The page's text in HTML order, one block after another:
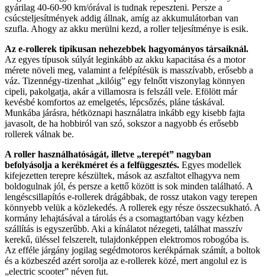
gyárilag 40-60-90 km/órával is tudnak repeszteni. Persze a
csúcsteljesítmények addig állnak, amíg az akkumulátorban van
szufla. Ahogy az akku merülni kezd, a roller teljesítménye is esik.
Az e-rollerek tipikusan nehezebbek hagyományos társaiknál.
Az egyes típusok súlyát leginkább az akku kapacitása és a motor
mérete növeli meg, valamint a felépítésük is masszívabb, erősebb a
váz. Tizennégy-tizenhat „kilóig” egy felnőtt viszonylag könnyen
cipeli, pakolgatja, akár a villamosra is felszáll vele. Efölött már
kevésbé komfortos az emelgetés, lépcsőzés, pláne táskával.
Munkába járásra, hétköznapi használatra inkább egy kisebb fajta
javasolt, de ha hobbiról van szó, sokszor a nagyobb és erősebb
rollerek válnak be.
A roller használhatóságát, illetve „terepét” nagyban
befolyásolja a kerékméret és a felfüggesztés. Egyes modellek
kifejezetten terepre készültek, mások az aszfaltot elhagyva nem
boldogulnak jól, és persze a kettő között is sok minden található. A
lengéscsillapítós e-rollerek drágábbak, de rossz utakon vagy terepen
könnyebb velük a közlekedés. A rollerek egy része összecsukható. A
kormány lehajtásával a tárolás és a csomagtartóban vagy kézben
szállítás is egyszerűbb. Aki a kínálatot nézegeti, találhat masszív
kerekű, üléssel felszerelt, tulajdonképpen elektromos robogóba is.
Az efféle járgány jogilag segédmotoros kerékpárnak számít, a boltok
és a közbeszéd azért sorolja az e-rollerek közé, mert angolul ez is
„electric scooter” néven fut.